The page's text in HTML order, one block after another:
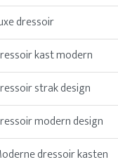
dressoir
kast modern
strak design
modern design
dressoir kasten